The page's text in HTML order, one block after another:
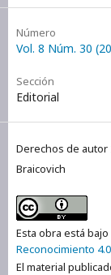
Número
Vol. 8 Núm. 30
Sección
Editorial
Derechos de autor
Braicovich
Esta obra está
Reconocimiento 4.0
El material